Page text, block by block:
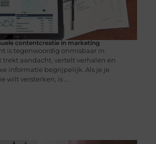
contentcreatie in marketing
is tegenwoordig onmisbaar in
trekt aandacht, vertelt verhalen en
informatie begrijpelijk. Als je je
wilt versterken, is ...